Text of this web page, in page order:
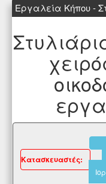
Εργαλεία Κήπου -
Kατασκευαστές: